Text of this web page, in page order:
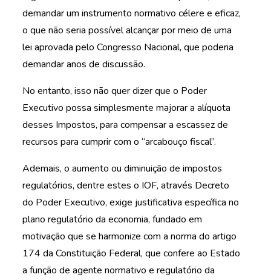
demandar um instrumento normativo célere e eficaz,
o que não seria possível alcançar por meio de uma
lei aprovada pelo Congresso Nacional, que poderia
demandar anos de discussão.
No entanto, isso não quer dizer que o Poder
Executivo possa simplesmente majorar a alíquota
desses Impostos, para compensar a escassez de
recursos para cumprir com o “arcabouço fiscal”.
Ademais, o aumento ou diminuição de impostos
regulatórios, dentre estes o IOF, através Decreto
do Poder Executivo, exige justificativa específica no
plano regulatório da economia, fundado em
motivação que se harmonize com a norma do artigo
174 da Constituição Federal, que confere ao Estado
a função de agente normativo e regulatório da